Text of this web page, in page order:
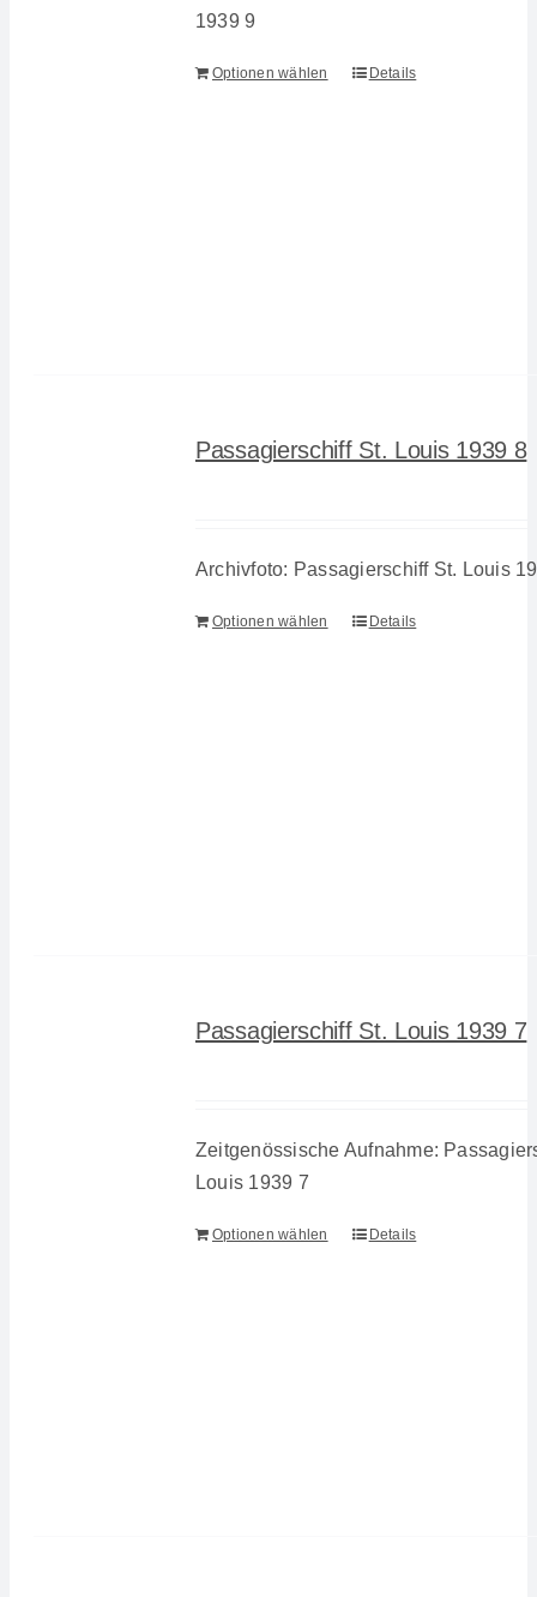
1939 9
Optionen wählen Details
Passagierschiff St. Louis 1939 8
Archivfoto: Passagierschiff St. Louis
Optionen wählen Details
Passagierschiff St. Louis 1939 7
Zeitgenössische Aufnahme:
Louis 1939 7
Optionen wählen Details